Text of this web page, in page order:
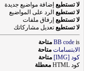
لا تستطيع إضافة مواضيع جديدة
لا تستطيع الرد على المواضيع
لا تستطيع إرفاق ملفات
لا تستطيع تعديل مشاركاتك
BB code is
متاحة
الابتسامات متاحة
كود [IMG]
متاحة
كود HTML
معطلة